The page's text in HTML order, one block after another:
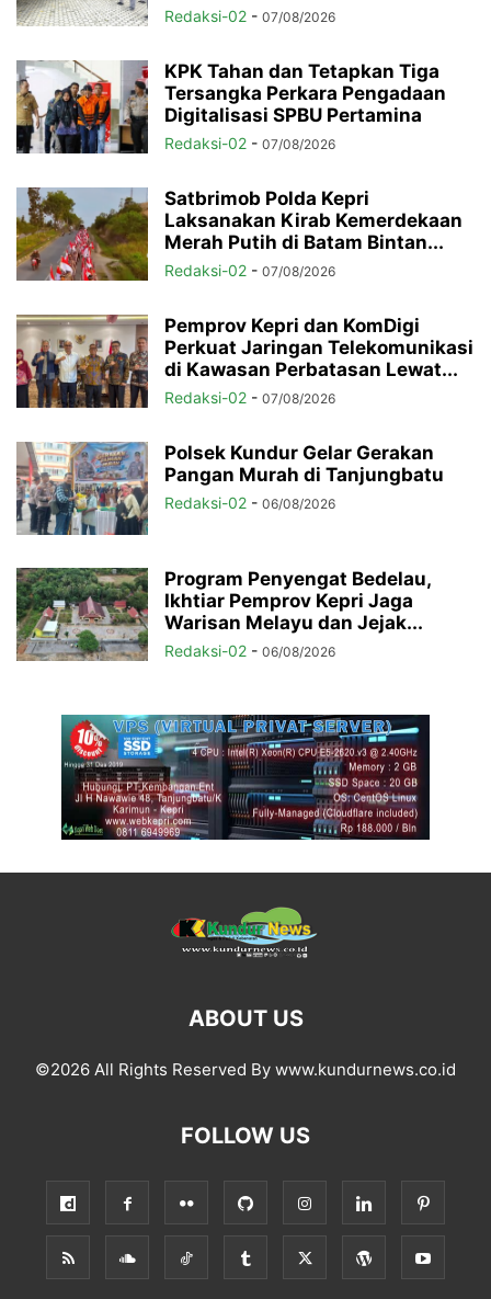
Redaksi-02 - 07/08/2026
KPK Tahan dan Tetapkan Tiga
Tersangka Perkara Pengadaan
Digitalisasi SPBU Pertamina
Redaksi-02 - 07/08/2026
Satbrimob Polda Kepri
Laksanakan Kirab Kemerdekaan
Merah Putih di Batam Bintan...
Redaksi-02 - 07/08/2026
Pemprov Kepri dan KomDigi
Perkuat Jaringan Telekomunikasi
di Kawasan Perbatasan Lewat...
Redaksi-02 - 07/08/2026
Polsek Kundur Gelar Gerakan
Pangan Murah di Tanjungbatu
Redaksi-02 - 06/08/2026
Program Penyengat Bedelau,
Ikhtiar Pemprov Kepri Jaga
Warisan Melayu dan Jejak...
Redaksi-02 - 06/08/2026
ABOUT US
©2026 All Rights Reserved By www.kundurnews.co.id
FOLLOW US